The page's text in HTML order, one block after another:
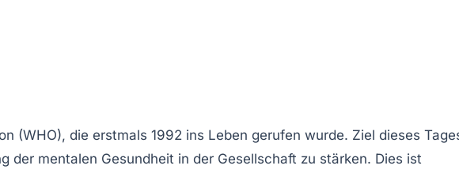
(WHO), die erstmals 1992 ins Leben gerufen wurde. Ziel dieses
der mentalen Gesundheit in der Gesellschaft zu stärken. Dies ist